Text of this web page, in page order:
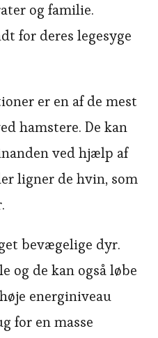
og familie.
for deres legesyge
er en af de mest
hamstere. De kan
ved hjælp af
ligner de hvin, som
bevægelige dyr.
og de kan også løbe
energiniveau
for en masse